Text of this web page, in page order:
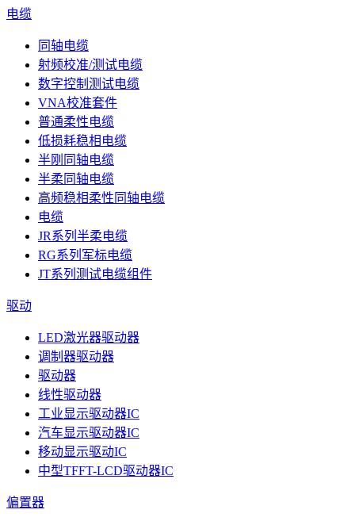
电缆
同轴电缆
射频校准/测试电缆
数字控制测试电缆
VNA校准套件
普通柔性电缆
低损耗稳相电缆
半刚同轴电缆
半柔同轴电缆
高频稳相柔性同轴电缆
电缆
JR系列半柔电缆
RG系列军标电缆
JT系列测试电缆组件
驱动
LED激光器驱动器
调制器驱动器
驱动器
线性驱动器
工业显示驱动器IC
汽车显示驱动器IC
移动显示驱动IC
中型TFFT-LCD驱动器IC
偏置器